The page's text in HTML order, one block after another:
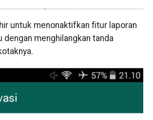
untuk menonaktifkan fitur laporan
dengan menghilangkan tanda